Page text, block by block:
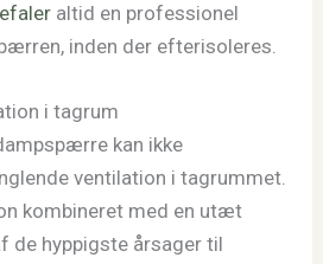
altid en professionel
inden der efterisoleres.
i tagrum
kan ikke
ventilation i tagrummet.
kombineret med en utæt
de hyppigste årsager til